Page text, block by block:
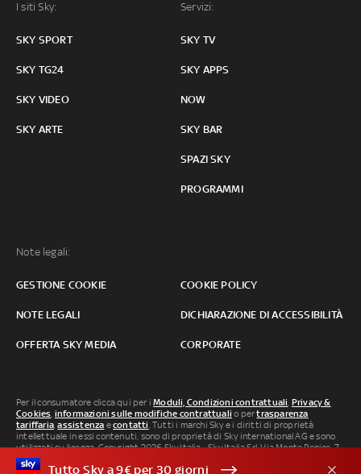
I siti Sky:
SKY SPORT
SKY TG24
SKY VIDEO
SKY ARTE
Servizi:
SKY TV
SKY APPS
NOW
SKY BAR
SPAZI SKY
PROGRAMMI
Note legali:
GESTIONE COOKIE COOKIE POLICY
NOTE LEGALI DICHIARAZIONE DI ACCESSIBILITÀ
OFFERTA SKY MEDIA CORPORATE
Per il consumatore clicca qui per iModuli, Condizioni contrattuali, Privacy &
Cookies, informazioni sulle modifiche contrattuali o pertrasparenza
tariffaria,assistenza econtatti. Tutti i marchi Sky e i diritti di proprietà
intellettuale in essi contenuti, sono di proprietà di Sky international AG e sono
utilizzati su licenza. Copyright 2026 Sky Italia - Sky Italia Srl Via Monte Penice, 7 -
20138 Milano P.IVA 04619241005. SkyTG24: ISSN 3035-1537 e SkySport: ISSN
3035-1545.Segnalazione Abusi
Tutto Sky a 9€ per 30 giorni